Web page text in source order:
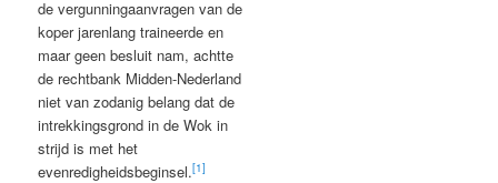
de vergunningaanvragen van de
koper jarenlang traineerde en
maar geen besluit nam, achtte
de rechtbank Midden-Nederland
niet van zodanig belang dat de
intrekkingsgrond in de Wok in
strijd is met het
evenredigheidsbeginsel.[1]